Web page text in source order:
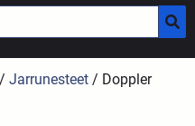
/Jarrunesteet / Doppler